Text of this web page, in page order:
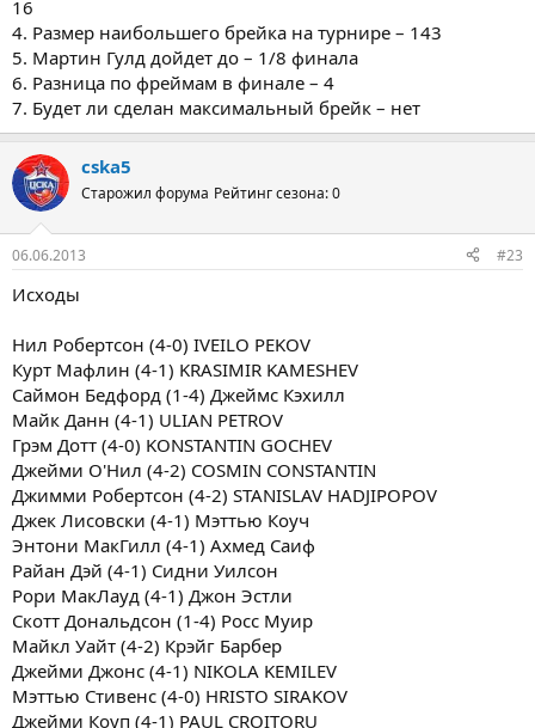
16
4. Размер наибольшего брейка на турнире – 143
5. Мартин Гулд дойдет до – 1/8 финала
6. Разница по фреймам в финале – 4
7. Будет ли сделан максимальный брейк – нет
cska5
Старожил форума Рейтинг сезона: 0
06.06.2013 #23
Исходы
Нил Робертсон (4-0) IVEILO PEKOV
Курт Мафлин (4-1) KRASIMIR KAMESHEV
Саймон Бедфорд (1-4) Джеймс Кэхилл
Майк Данн (4-1) ULIAN PETROV
Грэм Дотт (4-0) KONSTANTIN GOCHEV
Джейми О'Нил (4-2) COSMIN CONSTANTIN
Джимми Робертсон (4-2) STANISLAV HADJIPOPOV
Джек Лисовски (4-1) Мэттью Коуч
Энтони МакГилл (4-1) Ахмед Саиф
Райан Дэй (4-1) Сидни Уилсон
Рори МакЛауд (4-1) Джон Эстли
Скотт Дональдсон (1-4) Росс Муир
Майкл Уайт (4-2) Крэйг Барбер
Джейми Джонс (4-1) NIKOLA KEMILEV
Мэттью Стивенс (4-0) HRISTO SIRAKOV
Джейми Коуп (4-1) PAUL CROITORU